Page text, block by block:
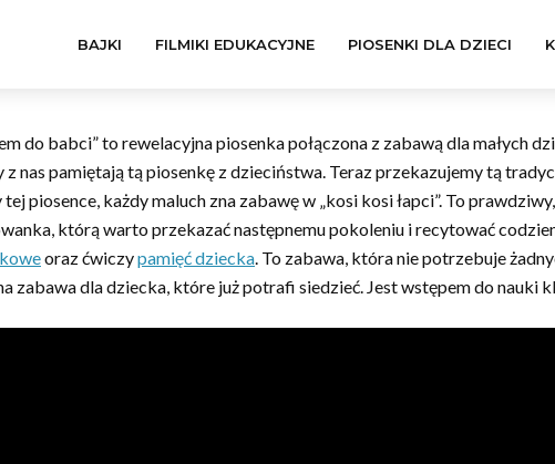
BAJKI FILMIKI EDUKACYJNE PIOSENKI DLA DZIECI
do babci” to rewelacyjna piosenka połączona z zabawą dla małych
z nas pamiętają tą piosenkę z dzieciństwa. Teraz przekazujemy tą
piosence, każdy maluch zna zabawę w „kosi kosi łapci”. To
którą warto przekazać następnemu pokoleniu i recytować
oraz ćwiczypamięć dziecka. To zabawa, która nie potrzebuje
zabawa dla dziecka, które już potrafi siedzieć. Jest wstępem do nauki